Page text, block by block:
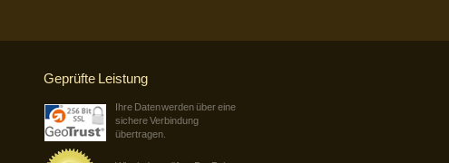
Geprüfte Leistung
Ihre Daten werden über eine
sichere Verbindung
übertragen.